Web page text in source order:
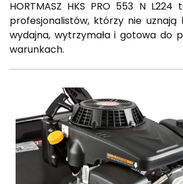
HORTMASZ HKS PRO 553 N
profesjonalistów, którzy nie uznają
wydajna, wytrzymała i gotowa do
warunkach.